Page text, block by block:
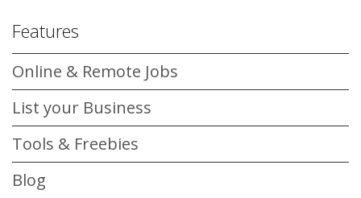
Features
Online & Remote Jobs
List your Business
Tools & Freebies
Blog